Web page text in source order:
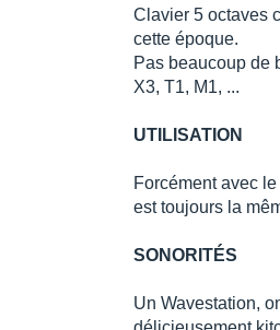
Clavier 5 octaves
cette époque.
Pas beaucoup de
X3, T1, M1, ...
UTILISATION
Forcément avec
est toujours la
SONORITÉS
Un Wavestation,